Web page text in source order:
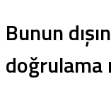
Bunun
doğrulama